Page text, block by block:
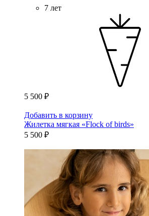
7 лет
5 500 ₽
Добавить в корзину
Жилетка мягкая «Flock of birds»
5 500 ₽